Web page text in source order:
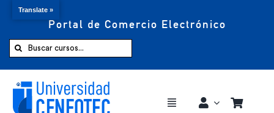
Portal de Comercio Electrónico
Buscar:
Toggle
Translate »